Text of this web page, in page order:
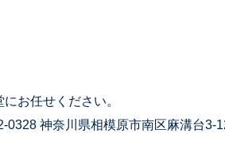
お任せください。
神奈川県相模原市南区麻溝台3-